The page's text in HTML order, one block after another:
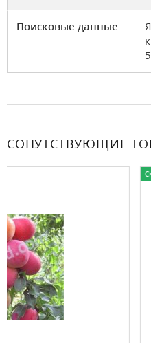
Поисковые данные
СОПУТСТВУЮЩИЕ